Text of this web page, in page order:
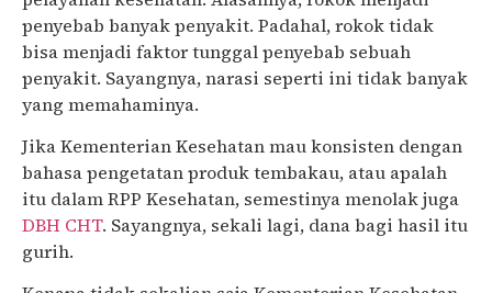
penyebab banyak penyakit. Padahal, rokok tidak
bisa menjadi faktor tunggal penyebab sebuah
penyakit. Sayangnya, narasi seperti ini tidak banyak
yang memahaminya.
Jika Kementerian Kesehatan mau konsisten dengan
bahasa pengetatan produk tembakau, atau apalah
itu dalam RPP Kesehatan, semestinya menolak juga
DBH CHT. Sayangnya, sekali lagi, dana bagi hasil itu
gurih.